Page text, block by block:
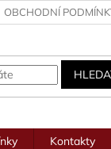
OBCHODNÍ
Kontakty